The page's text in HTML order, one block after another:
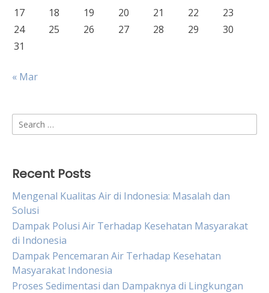
17
18 19 20 21 22
23
24
25 26 27 28 29
30
31
« Mar
Search
for:
Recent Posts
Mengenal Kualitas Air di Indonesia: Masalah dan
Solusi
Dampak Polusi Air Terhadap Kesehatan Masyarakat
di Indonesia
Dampak Pencemaran Air Terhadap Kesehatan
Masyarakat Indonesia
Proses Sedimentasi dan Dampaknya di Lingkungan